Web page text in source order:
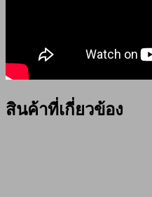
สินค้าที่เกี่ยวข้อง